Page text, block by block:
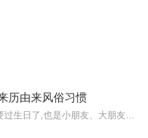
历由来风俗习惯